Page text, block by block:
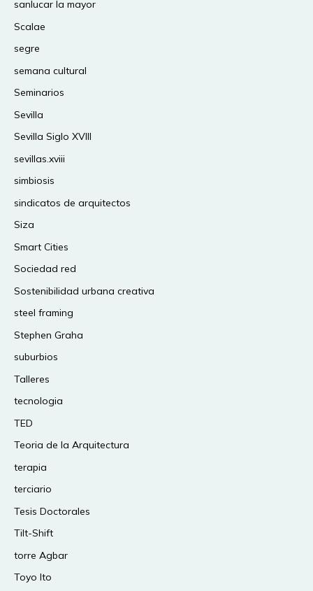
sanlucar la mayor
Scalae
segre
semana cultural
Seminarios
Sevilla
Sevilla Siglo XVIII
sevillas.xviii
simbiosis
sindicatos de arquitectos
Siza
Smart Cities
Sociedad red
Sostenibilidad urbana creativa
steel framing
Stephen Graha
suburbios
Talleres
tecnologia
TED
Teoria de la Arquitectura
terapia
terciario
Tesis Doctorales
Tilt-Shift
torre Agbar
Toyo Ito